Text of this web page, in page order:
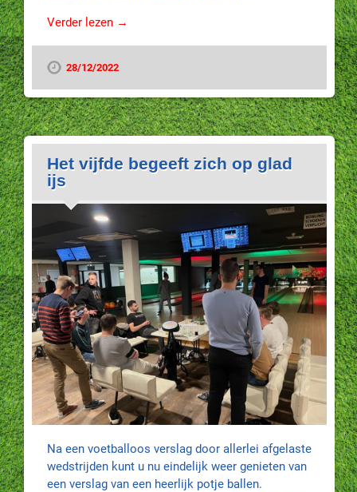
Verder lezen →
28/12/2022
Het vijfde begeeft zich op glad
ijs
Na een voetballoos verslag door allerlei afgelaste
wedstrijden kunt u nu eindelijk weer genieten van
een verslag van een heerlijk potje ballen.